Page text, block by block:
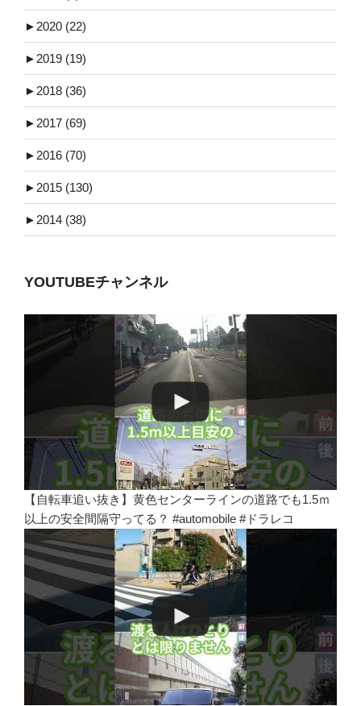
► 2020 (22)
► 2019 (19)
► 2018 (36)
► 2017 (69)
► 2016 (70)
► 2015 (130)
► 2014 (38)
YOUTUBEチャンネル
【自転車追い抜き】黄色センターラインの道路でも1.5ｍ
以上の安全間隔守ってる？ #automobile #ドラレコ